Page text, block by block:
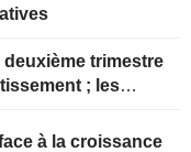
; les
: faire face à la croissance